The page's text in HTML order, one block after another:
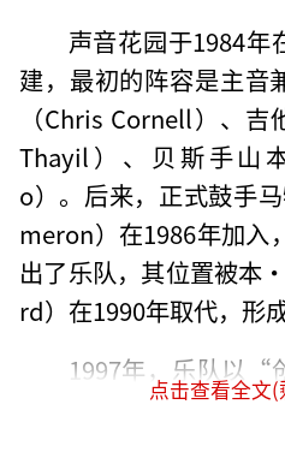
声音花园于1984年
建，最初的阵容是主
（Chris Cornell）、
Thayil）、贝斯手山
o）。后来，正式鼓手
meron）在1986年加入
出了乐队，其位置被本
rd）在1990年取代，形
1997年，乐队以“
传统理由宣布解散。直
点击查看全文(